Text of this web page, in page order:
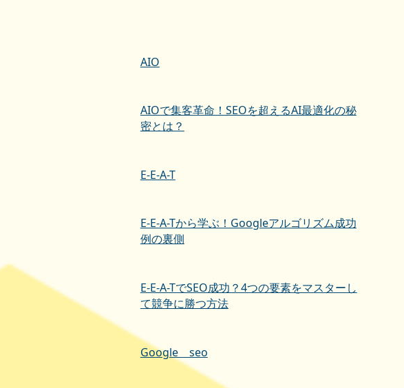
AIO
AIOで集客革命！SEOを超えるAI最適化の秘
密とは？
E-E-A-T
E-E-A-Tから学ぶ！Googleアルゴリズム成功
例の裏側
E-E-A-TでSEO成功？4つの要素をマスターし
て競争に勝つ方法
Google seo